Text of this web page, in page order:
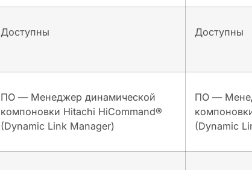
Доступны Доступны
ПО — Менеджер динамической
компоновки Hitachi HiCommand®
(Dynamic Link Manager)
ПО —
(Dynamic